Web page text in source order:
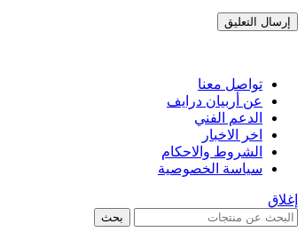
تواصل معنا
عن أربيان درايف
الدعم الفني
اخر الاخبار
الشروط والاحكام
سياسة الخصوصية
إغلاق
بحث